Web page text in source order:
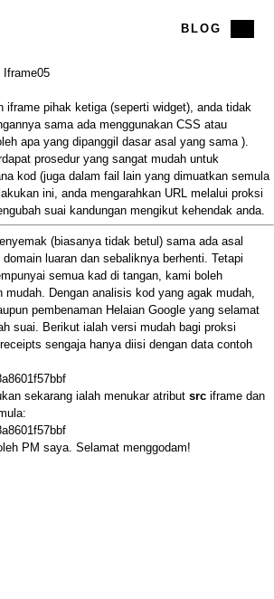
BLOG
Iframe05
iframe pihak ketiga (seperti widget), anda tidak
sama ada menggunakan CSS atau
apa yang dipanggil dasar asal yang sama ).
prosedur yang sangat mudah untuk
kod (juga dalam fail lain yang dimuatkan semula
ini, anda mengarahkan URL melalui proksi
suai kandungan mengikut kehendak anda.
(biasanya tidak betul) sama ada asal
luaran dan sebaliknya berhenti. Tetapi
semua kad di tangan, kami boleh
Dengan analisis kod yang agak mudah,
pembenaman Helaian Google yang selamat
suai. Berikut ialah versi mudah bagi proksi
sengaja hanya diisi dengan data contoh
sekarang ialah menukar atribut src iframe dan
PM saya. Selamat menggodam!